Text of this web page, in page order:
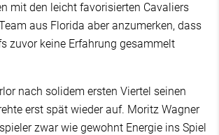
mit den leicht favorisierten Cavaliers
aus Florida aber anzumerken, dass
zuvor keine Erfahrung gesammelt
nach solidem ersten Viertel seinen
erst spät wieder auf. Moritz Wagner
zwar wie gewohnt Energie ins Spiel